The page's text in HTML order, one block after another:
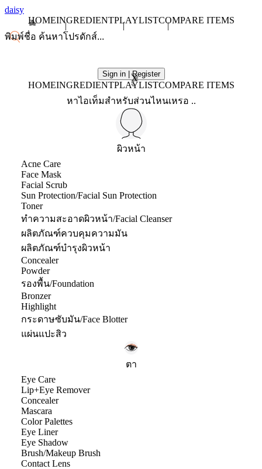
daisy
HOMEINGREDIENTPLAYLISTCOMPARE ITEMS
Sign in | Register
X
HOMEINGREDIENTPLAYLISTCOMPARE ITEMS
หาไอเท็มสำหรับส่วนไหนเหรอ ..
ผิวหน้า
Acne Care
Face Mask
Facial Scrub
Sun Protection/Facial Sun Protection
Toner
ทำความสะอาดผิวหน้า/Facial Cleanser
ผลิตภัณฑ์ควบคุมความมัน
ผลิตภัณฑ์บำรุงผิวหน้า
Concealer
Powder
รองพื้น/Foundation
Bronzer
Highlight
กระดาษซับมัน/Face Blotter
แผ่นแปะสิว
ตา
Eye Care
Lip+Eye Remover
Concealer
Mascara
Color Palettes
Eye Liner
Eye Shadow
Brush/Makeup Brush
Contact Lens